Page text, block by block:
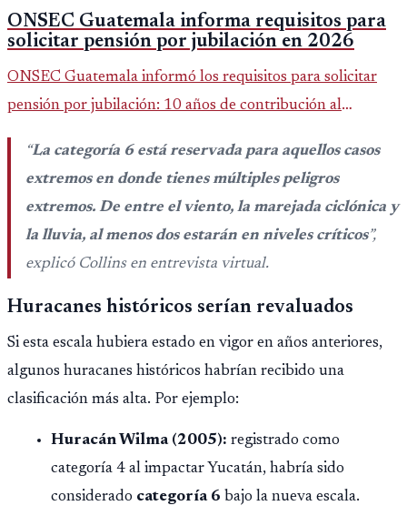
ONSEC Guatemala informa requisitos para
solicitar pensión por jubilación en 2026
ONSEC Guatemala informó los requisitos para solicitar
pensión por jubilación: 10 años de contribución al
Montepío y 50 años de edad, o 20 años de servicio sin
importar edad.
“La categoría 6 está reservada para aquellos casos
extremos en donde tienes múltiples peligros
extremos. De entre el viento, la marejada ciclónica y
la lluvia, al menos dos estarán en niveles críticos”,
explicó Collins en entrevista virtual.
Huracanes históricos serían revaluados
Si esta escala hubiera estado en vigor en años anteriores,
algunos huracanes históricos habrían recibido una
clasificación más alta. Por ejemplo:
Huracán Wilma (2005): registrado como
categoría 4 al impactar Yucatán, habría sido
considerado categoría 6 bajo la nueva escala.